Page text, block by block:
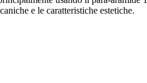
e le caratteristiche estetiche.